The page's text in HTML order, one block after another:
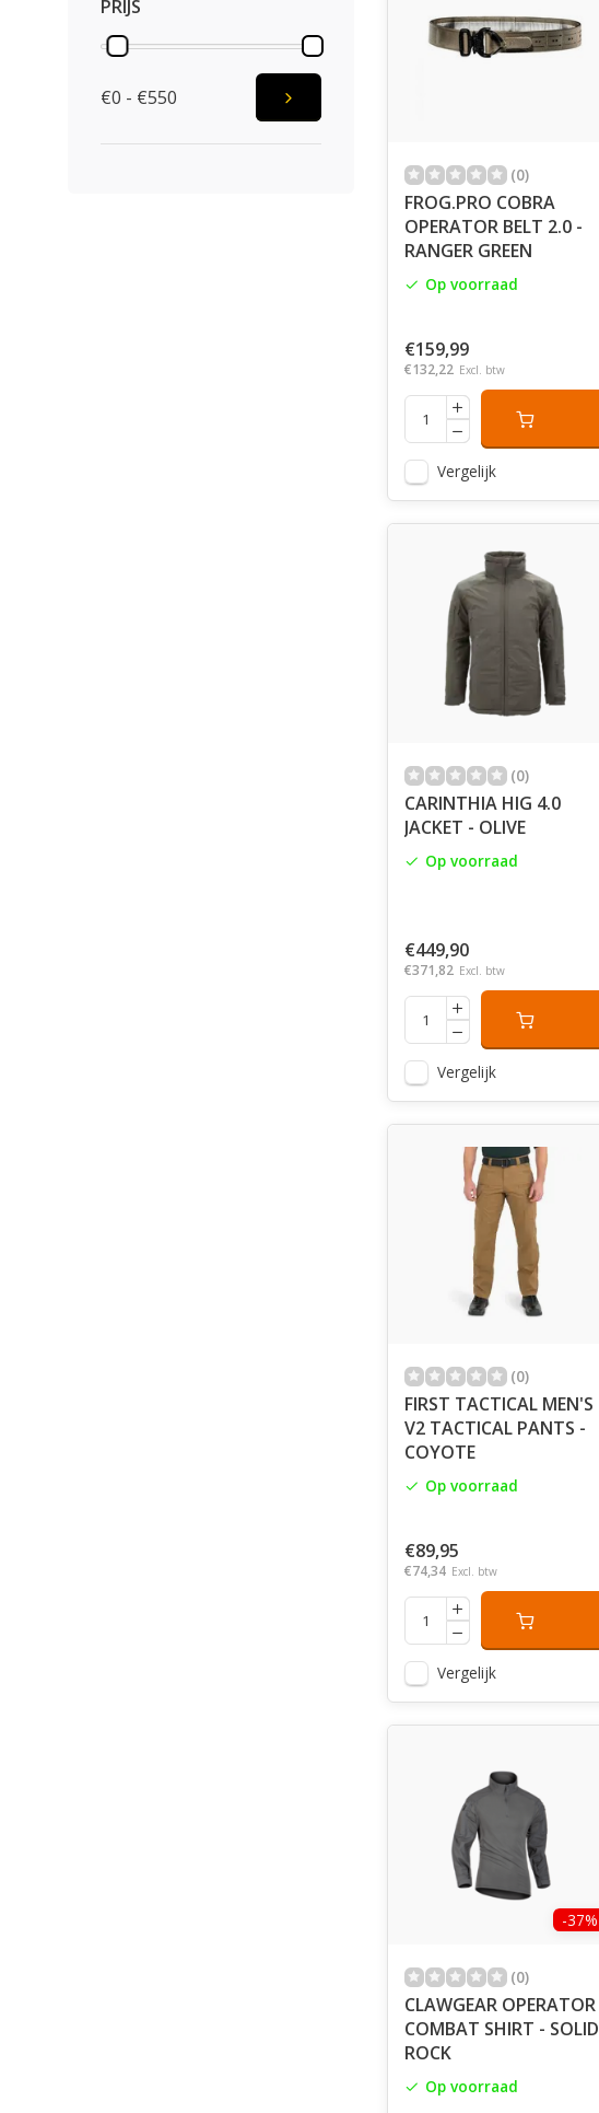
PRIJS
€0 - €550
(0)
FROG.PRO COBRA
OPERATOR BELT 2.0 -
RANGER GREEN
Op voorraad
€159,99
€132,22 Excl. btw
Vergelijk
(0)
CARINTHIA HIG 4.0
JACKET - OLIVE
Op voorraad
€449,90
€371,82 Excl. btw
Vergelijk
(0)
FIRST TACTICAL MEN'S
V2 TACTICAL PANTS -
COYOTE
Op voorraad
€89,95
€74,34 Excl. btw
Vergelijk
-37%
(0)
CLAWGEAR OPERATOR
COMBAT SHIRT - SOLID
ROCK
Op voorraad